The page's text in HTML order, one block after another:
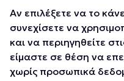
Αν επιλέξετε να το
συνεχίσετε να
και να περιηγηθείτε
είμαστε σε θέση να
χωρίς προσωπικά